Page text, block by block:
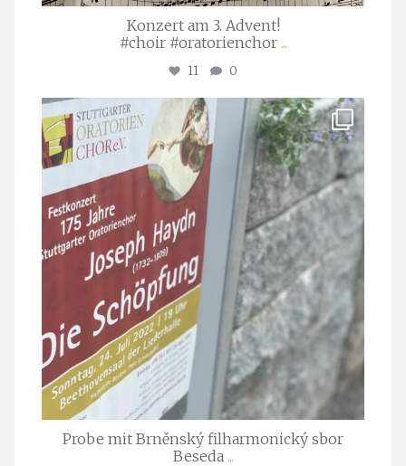
Konzert am 3. Advent!
#choir #oratorienchor ...
11 0
stuttgarter_oratorienchor
Juli 23
Probe mit Brněnský filharmonický sbor
Beseda ...